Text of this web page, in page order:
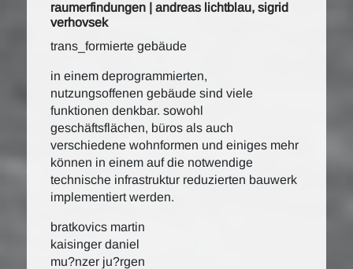
raumerfindungen | andreas lichtblau, sigrid
verhovsek
trans_formierte gebäude
in einem deprogrammierten,
nutzungsoffenen gebäude sind viele
funktionen denkbar. sowohl
geschäftsflächen, büros als auch
verschiedene wohnformen und einiges mehr
können in einem auf die notwendige
technische infrastruktur reduzierten bauwerk
implementiert werden.
bratkovics martin
kaisinger daniel
mu?nzer ju?rgen